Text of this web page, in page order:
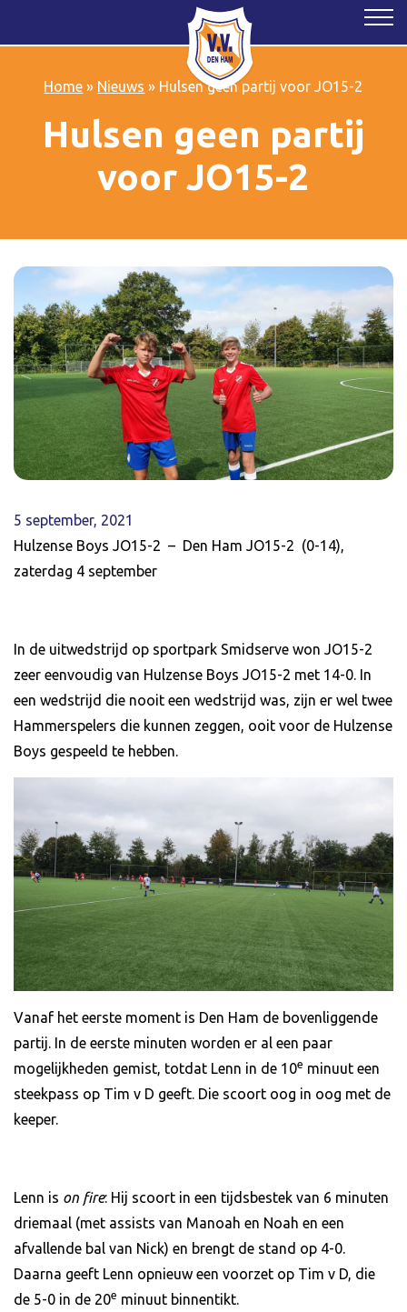
Home » Nieuws » Hulsen geen partij voor JO15-2
Hulsen geen partij
voor JO15-2
5 september, 2021
Hulzense Boys JO15-2 – Den Ham JO15-2 (0-14),
zaterdag 4 september
In de uitwedstrijd op sportpark Smidserve won JO15-2
zeer eenvoudig van Hulzense Boys JO15-2 met 14-0. In
een wedstrijd die nooit een wedstrijd was, zijn er wel twee
Hammerspelers die kunnen zeggen, ooit voor de Hulzense
Boys gespeeld te hebben.
Vanaf het eerste moment is Den Ham de bovenliggende
partij. In de eerste minuten worden er al een paar
mogelijkheden gemist, totdat Lenn in de 10e minuut een
steekpass op Tim v D geeft. Die scoort oog in oog met de
keeper.
Lenn is on fire: Hij scoort in een tijdsbestek van 6 minuten
driemaal (met assists van Manoah en Noah en een
afvallende bal van Nick) en brengt de stand op 4-0.
Daarna geeft Lenn opnieuw een voorzet op Tim v D, die
de 5-0 in de 20e minuut binnentikt.